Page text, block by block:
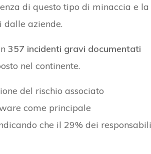
di questo tipo di minaccia e la
aziende.
357 incidenti gravi documentati
nel continente.
del rischio associato
come principale
che il 29% dei responsabili